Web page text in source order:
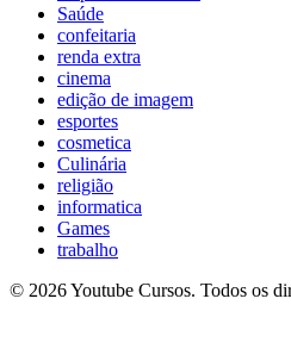
Saúde
confeitaria
renda extra
cinema
edição de imagem
esportes
cosmetica
Culinária
religião
informatica
Games
trabalho
© 2026 Youtube Cursos. Todos os